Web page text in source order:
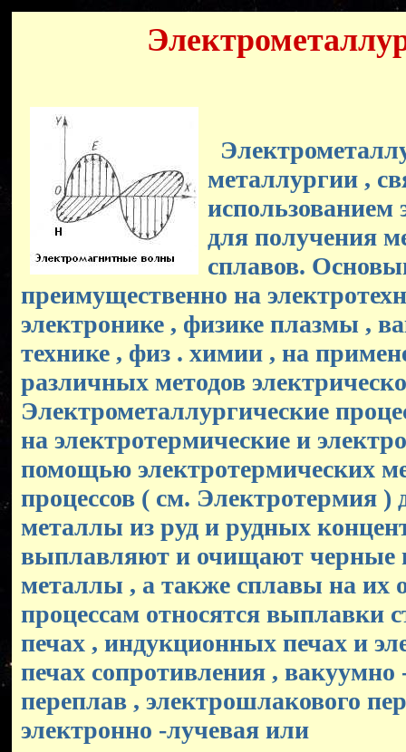
металлургии ,
использованием
для получения
сплавов.
преимущественно на
электронике , физике плазмы ,
технике , физ . химии , на
различных методов
Электрометаллургические
на электротермические и
помощью электротермических
процессов ( см. Электротермия )
металлы из руд и рудных
выплавляют и очищают черные
металлы , а также сплавы на их
процессам относятся выплавки
печах , индукционных печах и
печах сопротивления , вакуумно
переплав , электрошлакового
электронно -лучевая или